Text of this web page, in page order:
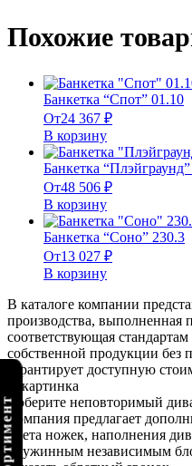
Похожие
Банкетка “Спот” 01.10
От24 367 ₽
В корзину
Банкетка “Плэйграунд”
От48 506 ₽
В корзину
Банкетка “Соно” 230.3
От13 027 ₽
В корзину
В каталоге компании
производства,
соответствующая стандартам
собственной продукции без
гарантирует доступную
Соберите неповторимый
Компания предлагает
цвета ножек, наполнения
пружинным независимым